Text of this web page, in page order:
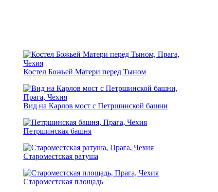
Костел Божьей Матери перед Тыном
Вид на Карлов мост с Петршинской башни
Петршинская башня
Староместская ратуша
Староместская площадь